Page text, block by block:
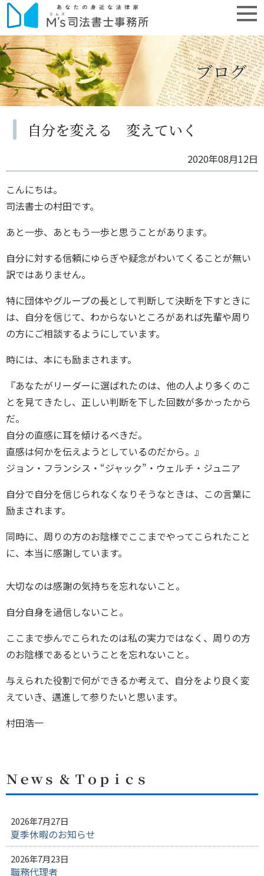
ブログ
自分を変える 変えていく
2020年08月12日
こんにちは。
司法書士の村田です。
あと一歩、あともう一歩と思うことがあります。
自分に対する信頼にゆらぎや疑念がわいてくることが無い
訳ではありません。
特に団体やグループの長として判断して決断を下すときに
は、自分を信じて、わからないところがあれば先輩や周り
の方にご相談するようにしています。
時には、本にも励まされます。
『あなたがリーダーに選ばれたのは、他の人より多くのこ
とを見てきたし、正しい判断を下した回数が多かったから
だ。
自分の直感に耳を傾けるべきだ。
直感は何かを伝えようとしているのだから。』
ジョン・フランシス・“ジャック”・ウェルチ・ジュニア
自分で自分を信じられなくなりそうなときは、この言葉に
励まされます。
同時に、周りの方のお陰様でここまでやってこられたこと
に、本当に感謝しています。
大切なのは感謝の気持ちを忘れないこと。
自分自身を過信しないこと。
ここまで歩んでこられたのは私の実力ではなく、周りの方
のお陰様であるということを忘れないこと。
与えられた役割で何ができるか考えて、自分をより良く変
えていき、邁進して参りたいと思います。
村田浩一
Ｎｅｗｓ ＆ Ｔｏｐｉｃｓ
2026年7月27日
夏季休暇のお知らせ
2026年7月23日
職務代理者